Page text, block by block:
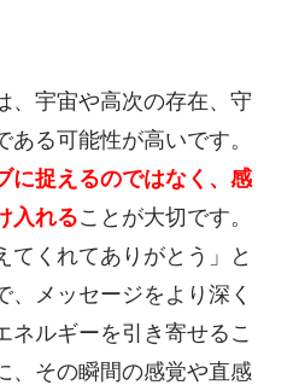
、宇宙や高次の存在、守
る可能性が高いです。
に捉えるのではなく、感
入れることが大切です。
てくれてありがとう」と
、メッセージをより深く
ネルギーを引き寄せるこ
、その瞬間の感覚や直感